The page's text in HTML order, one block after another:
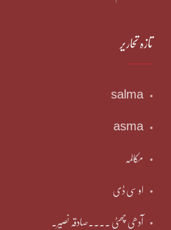
تازہ تحاریر
salma
asma
مکالمہ
او سی ڈی
آدھی چھٹی ۔۔۔۔صادقہ نصیر۔